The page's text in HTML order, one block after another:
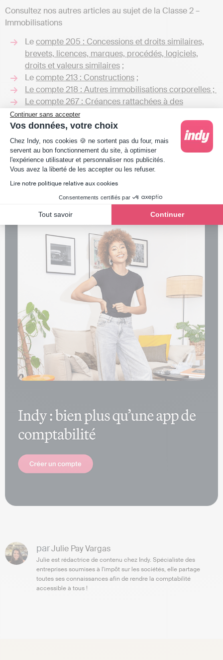
Continuer sans accepter
Vos données, votre choix
Plateforme de Gestion du Consentement :
Chez Indy, nos cookies 🍪 ne sortent pas du four, mais
servent au bon fonctionnement du site, à optimiser
l'expérience utilisateur et personnaliser nos publicités.
Vous avez la liberté de les accepter ou les refuser.
Lire notre politique relative aux cookies
Consentements certifiés par
Tout savoir Continuer
Axeptio consent
Consultez nos autres articles au sujet de la Classe 2 –
Immobilisations
Lecompte 205 : Concessions et droits similaires,
brevets, licences, marques, procédés, logiciels,
droits et valeurs similaires ;
Lecompte 213 : Constructions ;
Le compte 218 : Autres immobilisations corporelles ;
Le compte 267 : Créances rattachées à des
participations ;
Le compte 275 : Dépôts et cautionnements versés.
Vous avez la moindre interrogation au sujet du compte
215, lebilan comptableou lejournal? Notre espace
commentaire est ouvert ! N’hésitez pas à l’utiliser pour
nous laisser un message, nous serions ravis de vous
parJulie Pay Vargas
Julie est rédactrice de contenu chez Indy. Spécialiste des
entreprises soumises à l'impôt sur les sociétés, elle partage
toutes ses connaissances afin de rendre la comptabilité
accessible à tous !